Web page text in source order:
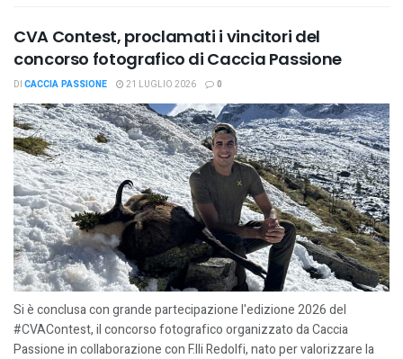
CVA Contest, proclamati i vincitori del
concorso fotografico di Caccia Passione
DI CACCIA PASSIONE 21 LUGLIO 2026 0
Si è conclusa con grande partecipazione l'edizione 2026 del
#CVAContest, il concorso fotografico organizzato da Caccia
Passione in collaborazione con F.lli Redolfi, nato per valorizzare la